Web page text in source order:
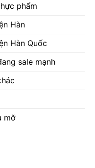
phẩm
Hàn
Hàn Quốc
sale mạnh
mỡ